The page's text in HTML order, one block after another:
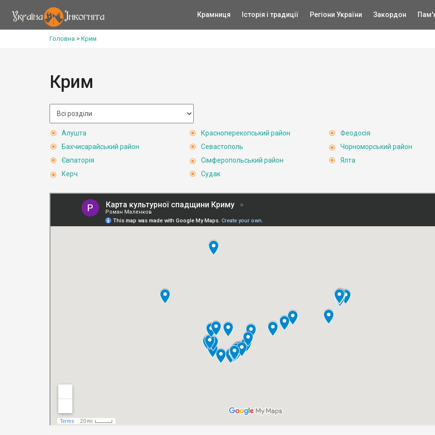
Крамниця Історія і традиції Регіони України Закордон
Головна > Крим
Крим
Алушта
Бахчисарайський район
Євпаторія
Керч
Красноперекопський район
Севастополь
Сімферопольський район
Судак
Феодосія
Чорноморський район
Ялта